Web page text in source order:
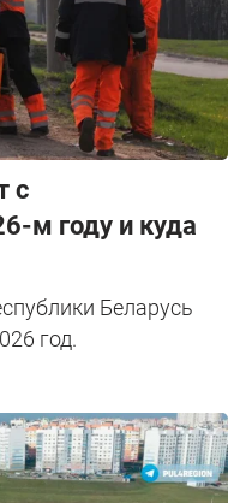
с
м году и куда
Беларусь
год.